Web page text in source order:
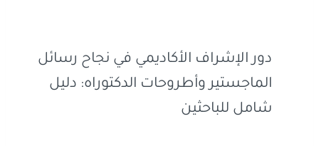
دور الإشراف الأكاديمي في نجاح رسائل
الماجستير وأطروحات الدكتوراه: دليل
شامل للباحثين